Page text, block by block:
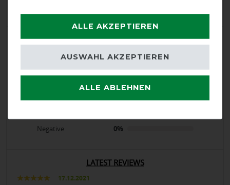
5/5
product experience
Positive
100%
Negative
0%
LATEST REVIEWS
17.12.2021
ALLE AKZEPTIEREN
ALLE ABLEHNEN
AUSWAHL AKZEPTIEREN